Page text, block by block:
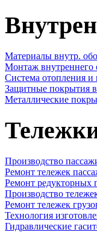
Материалы внутр.
Монтаж внутреннего
Cистема отопления
Защитные покрытия
Металлические
Производство
Ремонт тележек
Ремонт редукторных
Производство
Ремонт тележек
Технология
Гидравлические